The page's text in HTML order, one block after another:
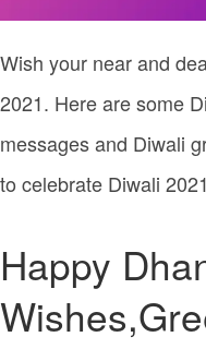
Wish your near and
2021. Here are some
messages and Diwali
to celebrate Diwali
Happy